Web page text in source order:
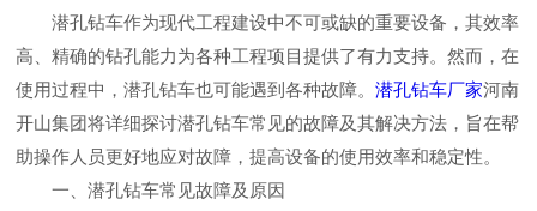
潜孔钻车作为现代工程建设中不可或缺的重要设备，其效率
高、精确的钻孔能力为各种工程项目提供了有力支持。然而，在
使用过程中，潜孔钻车也可能遇到各种故障。潜孔钻车厂家河南
开山集团将详细探讨潜孔钻车常见的故障及其解决方法，旨在帮
助操作人员更好地应对故障，提高设备的使用效率和稳定性。
一、潜孔钻车常见故障及原因